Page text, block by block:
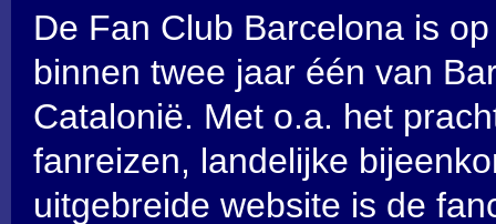
De Fan Club Barcelona is
binnen twee jaar één van
Catalonië. Met o.a. het
fanreizen, landelijke
uitgebreide website is de